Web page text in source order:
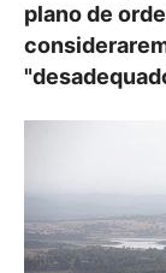
plano de